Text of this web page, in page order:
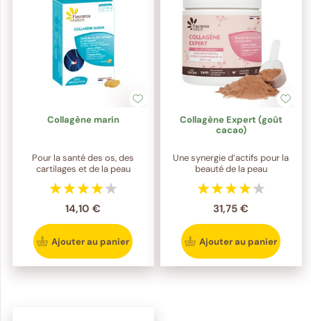
Collagène marin
Pour la santé des os, des
cartilages et de la peau
14,10 €
Ajouter au panier
Collagène Expert (goût
cacao)
Une synergie d’actifs pour la
beauté de la peau
31,75 €
Ajouter au panier